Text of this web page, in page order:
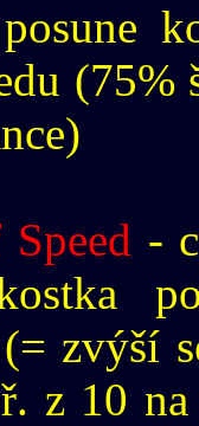
(75%
-
zvýší
z 10